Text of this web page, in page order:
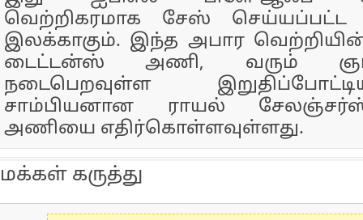
வெற்றிகரமாக சேஸ் செய்யப்பட்ட
இலக்காகும். இந்த அபார
டைட்டன்ஸ் அணி, வரும்
நடைபெறவுள்ள
சாம்பியனான ராயல்
அணியை எதிர்கொள்ளவுள்ளது.
மக்கள் கருத்து